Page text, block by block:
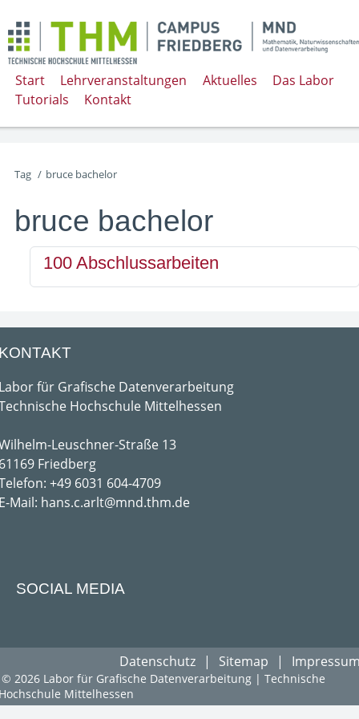
Start Lehrveranstaltungen Aktuelles
Das Labor
Tutorials
Kontakt
Tag / bruce bachelor
bruce bachelor
100 Abschlussarbeiten
für Grafische Datenverarbeitung
Hochschule Mittelhessen
Leuschner-Straße 13
Friedberg
+49 6031 604-4709
Mail: hans.c.arlt@mnd.thm.de
SOCIAL MEDIA
Datenschutz Sitemap
2026 Labor für Grafische Datenverarbeitung | Technische
Mittelhessen